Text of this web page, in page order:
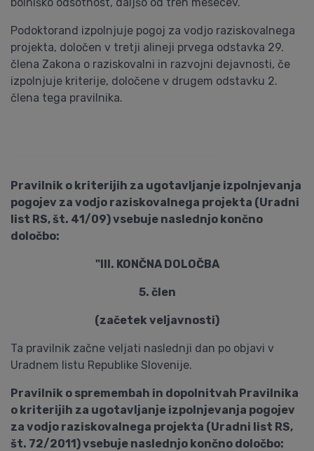
Podoktorand izpolnjuje pogoj za vodjo raziskovalnega
projekta, določen v tretji alineji prvega odstavka 29.
člena Zakona o raziskovalni in razvojni dejavnosti, če
izpolnjuje kriterije, določene v drugem odstavku 2.
člena tega pravilnika.
Pravilnik o kriterijih za ugotavljanje izpolnjevanja
pogojev za vodjo raziskovalnega projekta (Uradni
list RS, št. 41/09) vsebuje naslednjo končno
določbo:
"III. KONČNA DOLOČBA
5. člen
(začetek veljavnosti)
Ta pravilnik začne veljati naslednji dan po objavi v
Uradnem listu Republike Slovenije.
Pravilnik o spremembah in dopolnitvah Pravilnika
o kriterijih za ugotavljanje izpolnjevanja pogojev
za vodjo raziskovalnega projekta (Uradni list RS,
št. 72/2011) vsebuje naslednjo končno določbo: